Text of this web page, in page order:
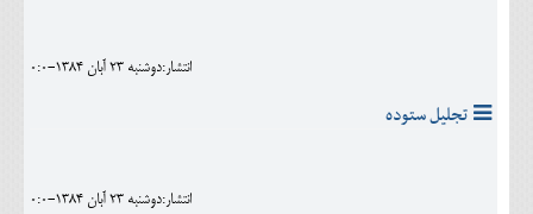
انتشار:دوشنبه 23 آبان 1384-0:0
تجليل ستوده
انتشار:دوشنبه 23 آبان 1384-0:0